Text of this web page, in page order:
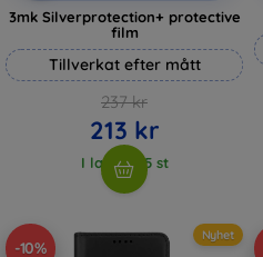
3mk Silverprotection+ protective
film
Tillverkat efter mått
237 kr
213 kr
I lager > 5 st
-10%
Nyhet